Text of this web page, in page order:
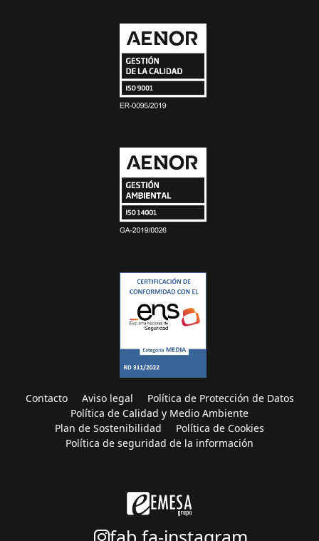
Contacto Aviso legal
Política de Protección de Datos
Política de Calidad y Medio Ambiente
Plan de Sostenibilidad
Política de Cookies
Política de seguridad de la información